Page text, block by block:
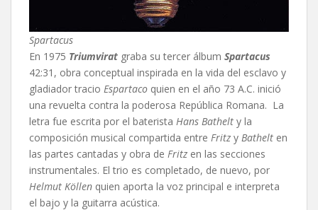
Spartacus
En 1975 Triumvirat graba su tercer álbum Spartacus
42:31, obra conceptual inspirada en la vida del esclavo y
gladiador tracio Espartaco quien en el año 73 A.C. inició
una revuelta contra la poderosa República Romana. La
letra fue escrita por el baterista Hans Bathelt y la
composición musical compartida entre Fritz y Bathelt en
las partes cantadas y obra de Fritz en las secciones
instrumentales. El trio es completado, de nuevo, por
Helmut Köllen quien aporta la voz principal e interpreta
el bajo y la guitarra acústica.